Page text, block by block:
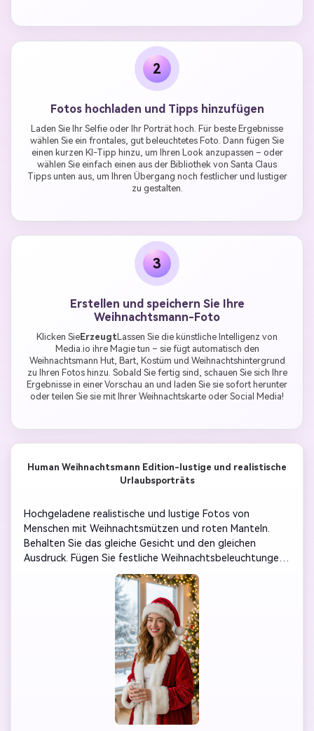
2
Fotos hochladen und Tipps hinzufügen
Laden Sie Ihr Selfie oder Ihr Porträt hoch. Für beste Ergebnisse
wählen Sie ein frontales, gut beleuchtetes Foto. Dann fügen Sie
einen kurzen KI-Tipp hinzu, um Ihren Look anzupassen – oder
wählen Sie einfach einen aus der Bibliothek von Santa Claus
Tipps unten aus, um Ihren Übergang noch festlicher und lustiger
zu gestalten.
3
Erstellen und speichern Sie Ihre
Weihnachtsmann-Foto
Klicken SieErzeugtLassen Sie die künstliche Intelligenz von
Media.io ihre Magie tun – sie fügt automatisch den
Weihnachtsmann Hut, Bart, Kostüm und Weihnachtshintergrund
zu Ihren Fotos hinzu. Sobald Sie fertig sind, schauen Sie sich Ihre
Ergebnisse in einer Vorschau an und laden Sie sie sofort herunter
oder teilen Sie sie mit Ihrer Weihnachtskarte oder Social Media!
Human Weihnachtsmann Edition-lustige und realistische
Urlaubsporträts
Hochgeladene realistische und lustige Fotos von
Menschen mit Weihnachtsmützen und roten Manteln.
Behalten Sie das gleiche Gesicht und den gleichen
Ausdruck. Fügen Sie festliche Weihnachtsbeleuchtungen,
einen schneeweißen Hintergrund und helle und fröhliche
Töne hinzu. Perfekt für Urlaubskarten, Profilbilder oder
Social-Media-Posts.